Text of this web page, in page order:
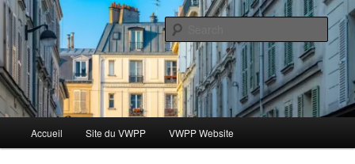
Skip
primary
contentBlog VWPP
Le blog des étudiants du Vassar-Wesleyan Programme à Paris
Accueil Site du VWPP VWPP Website